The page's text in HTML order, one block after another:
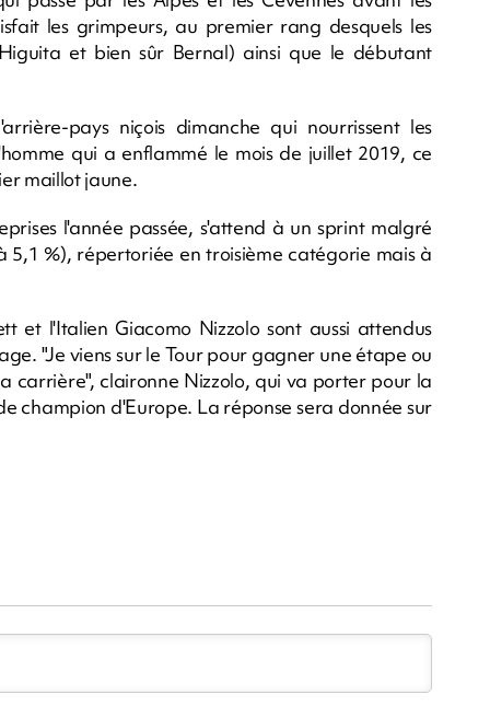
les grimpeurs, au premier rang desquels les
et bien sûr Bernal) ainsi que le débutant
pays niçois dimanche qui nourrissent les
qui a enflammé le mois de juillet 2019, ce
maillot jaune.
l'année passée, s'attend à un sprint malgré
5,1 %), répertoriée en troisième catégorie mais à
et l'Italien Giacomo Nizzolo sont aussi attendus
"Je viens sur le Tour pour gagner une étape ou
carrière", claironne Nizzolo, qui va porter pour la
champion d'Europe. La réponse sera donnée sur